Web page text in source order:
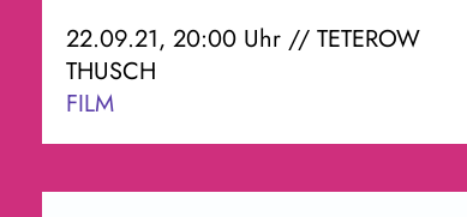
22.09.21, 20:00 Uhr // TETEROW
THUSCH
FILM